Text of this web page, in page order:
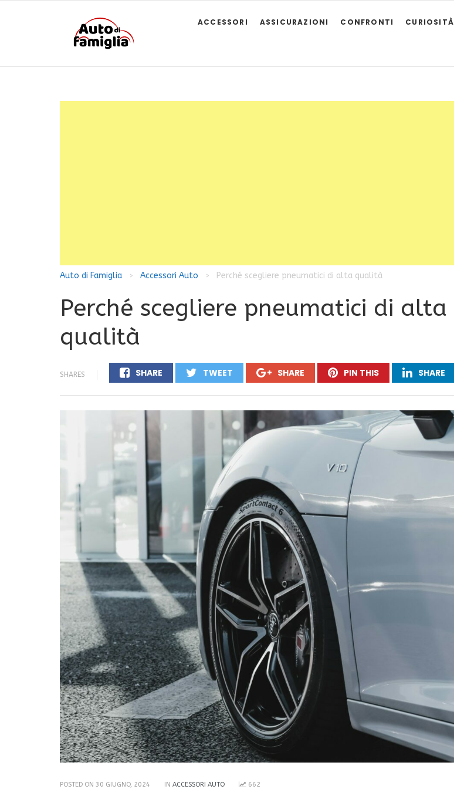
ACCESSORI ASSICURAZIONI CONFRONTI CURIOSITÀ
Auto di Famiglia > Accessori Auto > Perché scegliere pneumatici di alta qualità
Perché scegliere pneumatici di alta
qualità
SHARES
SHARE
0
TWEET
0
SHARE PIN THIS SHARE
POSTED ON 30 GIUGNO, 2024 IN ACCESSORI AUTO 662